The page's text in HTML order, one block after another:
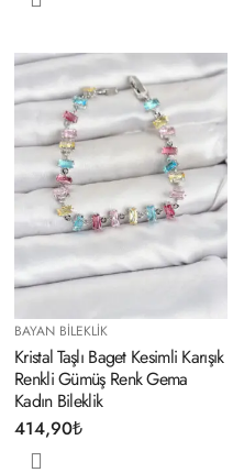
BAYAN BILEKLIK
Kristal Taşlı Baget Kesimli Karışık
Renkli Gümüş Renk Gema
Kadın Bileklik
414,90₺